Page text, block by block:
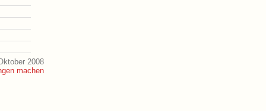
2008